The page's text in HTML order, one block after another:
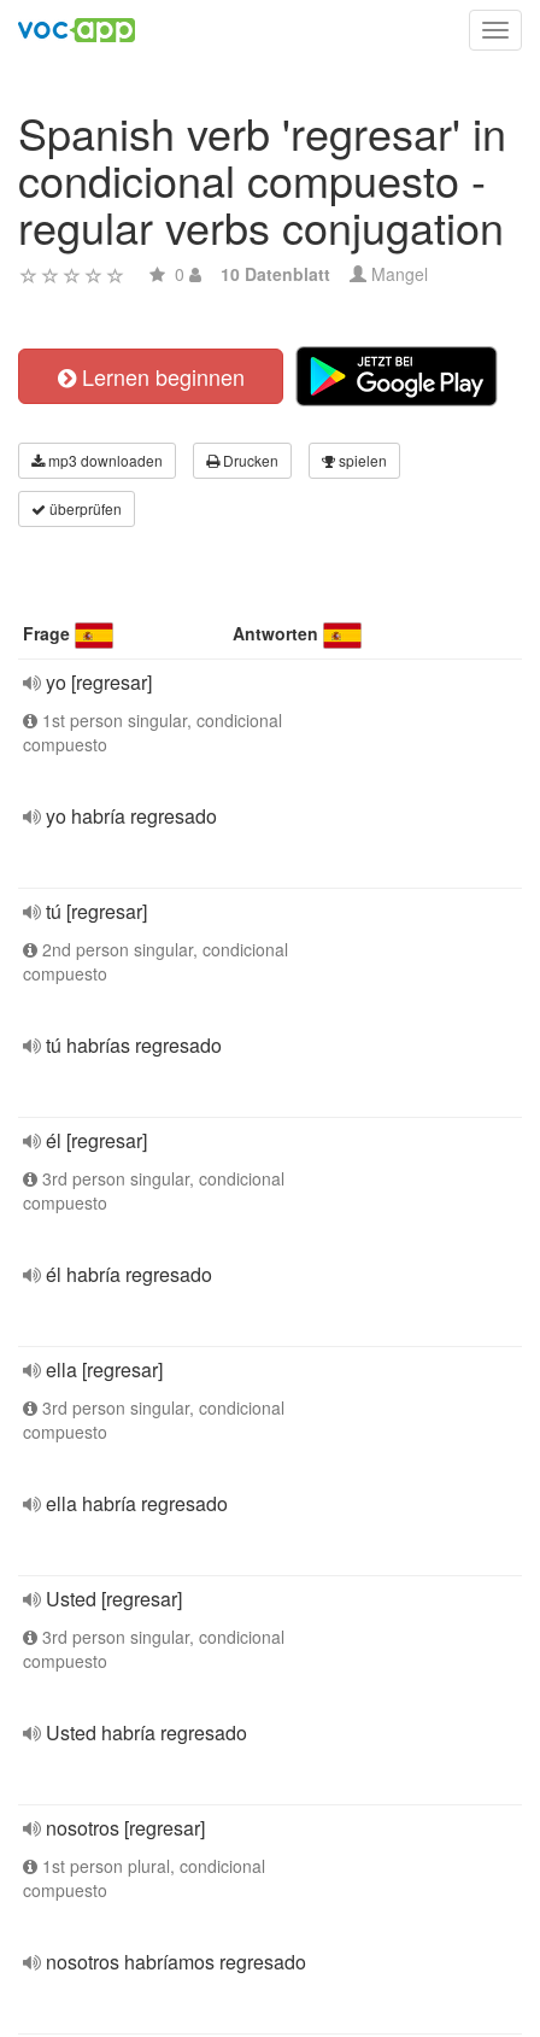
Spanish verb 'regresar' in
condicional compuesto -
regular verbs conjugation
0 10 Datenblatt Mangel
Lernen beginnen
mp3 downloaden Drucken spielen
überprüfen
Frage Antworten
yo [regresar]
1st person singular, condicional
compuesto
yo habría regresado
tú [regresar]
2nd person singular, condicional
compuesto
tú habrías regresado
él [regresar]
3rd person singular, condicional
compuesto
él habría regresado
ella [regresar]
3rd person singular, condicional
compuesto
ella habría regresado
Usted [regresar]
3rd person singular, condicional
compuesto
Usted habría regresado
nosotros [regresar]
1st person plural, condicional
compuesto
nosotros habríamos regresado